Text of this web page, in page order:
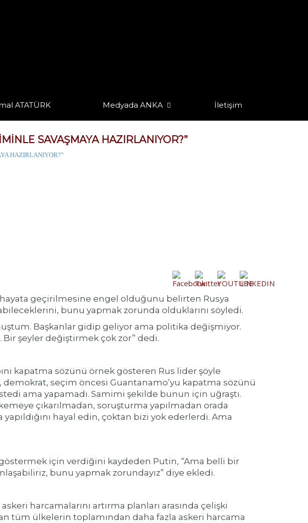
ATATÜRK Medyada ANKA İletişim
SAVAŞMAYA HAZIRLANIYOR?”
HAZIRLANIYOR?”
geçirilmesine engel olduğunu belirten Rusya
bunu yapmak zorunda olduklarını söyledi.
Başkanlar gidip geliyor ama politika değişmiyor.
şeyler değiştirmek çok zor” dedi.
kapatma sözünü örnek gösteren Rus lider şöyle
seçim öncesi Guantanamo’yu kapatma sözünü
ama yapamadı. Samimi şekilde bunun için uğraştı.
çıkarılmadan, soruşturma yapılmadan orada
yapıldığını hayal edin, çoktan bizi yok ederlerdi. Ama
için verdiğini kaydeden Putin, “Ama belli bir
bunu yapmak zorundayız” diye ekledi.
harcamalarını artırma planları arasında çelişki
tüm ülkelerin toplamından daha fazla askeri harcama